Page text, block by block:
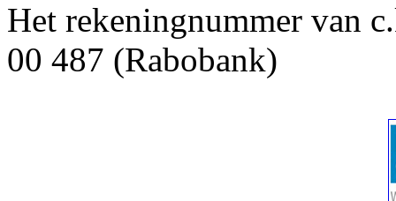
Het rekeningnummer van
00 487 (Rabobank)